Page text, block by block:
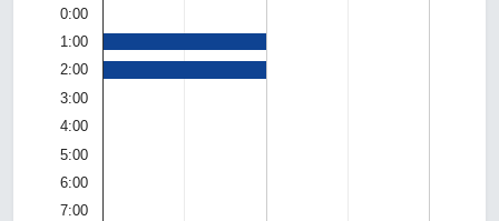
0:00
1:00
2:00
3:00
4:00
5:00
6:00
7:00